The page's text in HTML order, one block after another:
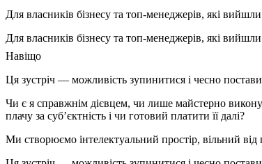
Для власників бізнесу та топ-менеджерів, які
Для власників бізнесу та топ-менеджерів, які
Навіщо
Ця зустріч — можливість зупинитися і чесно
Чи є я справжнім дієвцем, чи лише майстерно
плачу за суб’єктність і чи готовий платити її далі?
Ми створюємо інтелектуальний простір, вільний від